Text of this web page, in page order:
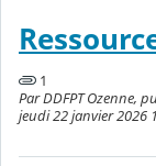
1
Par DDFPT Ozenne,
jeudi 22 janvier 2026